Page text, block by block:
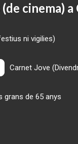
cinema) a
ni vigilies)
Carnet Jove
grans de 65 anys